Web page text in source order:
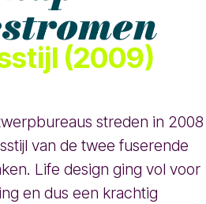
(2009)
streden in 2008
van de twee fuserende
Life design ging vol voor
en dus een krachtig